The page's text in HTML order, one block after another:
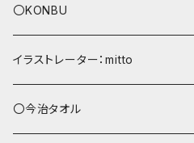
〇KONBU
ショルダーバッグ
あずまバッグ
イラストレーター：mitto
シマエナガ
〇今治タオル